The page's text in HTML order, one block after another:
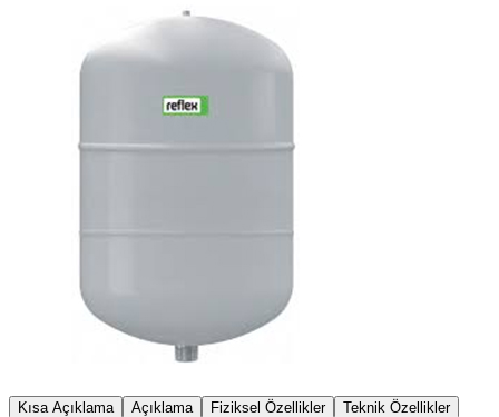
Kısa Açıklama Açıklama Fiziksel Özellikler
Teknik Özellikler